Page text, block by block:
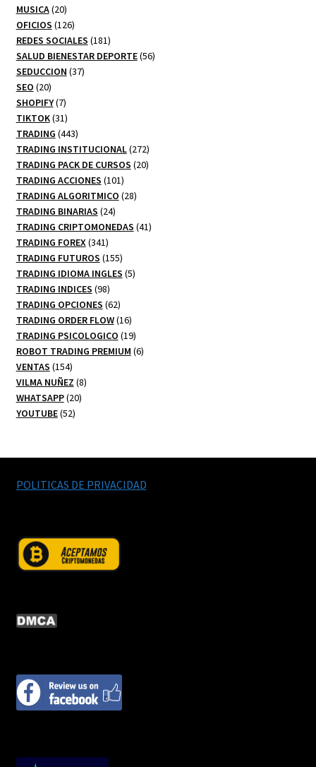
MUSICA 2020
productos
OFICIOS 126126
productos
REDES SOCIALES 181181
productos
SALUD BIENESTAR DEPORTE 5656
SEDUCCION 3737
SEO 2020
productos
SHOPIFY 77
productos
TIKTOK 3131
productos
TRADING 443443
productos
TRADING INSTITUCIONAL 272272
productos
TRADING PACK DE CURSOS 2020
TRADING ACCIONES 101101
productos
TRADING ALGORITMICO 2828
TRADING BINARIAS 2424
productos
TRADING CRIPTOMONEDAS 4141
TRADING FOREX 341341
productos
TRADING FUTUROS 155155
productos
TRADING IDIOMA INGLES 55
TRADING INDICES 9898
productos
TRADING OPCIONES 6262
productos
TRADING ORDER FLOW 1616
productos
TRADING PSICOLOGICO 1919
productos
ROBOT TRADING PREMIUM 66
VENTAS 154154
productos
VILMA NUÑEZ 88
WHATSAPP 2020
YOUTUBE 5252
POLITICAS DE PRIVACIDAD